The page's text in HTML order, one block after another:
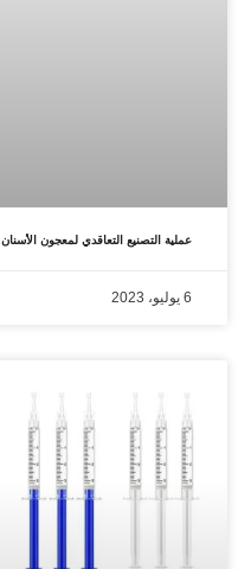
عملية التصنيع التعاقدي لمعجون الأسنان
6 يوليو، 2023